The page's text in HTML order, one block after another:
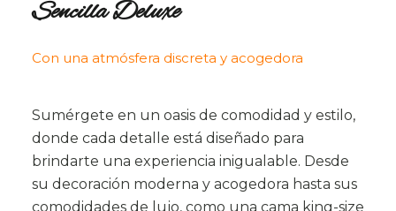
Sencilla Deluxe
Con una atmósfera discreta y acogedora
Sumérgete en un oasis de comodidad y estilo,
donde cada detalle está diseñado para
brindarte una experiencia inigualable. Desde
su decoración moderna y acogedora hasta sus
comodidades de lujo, como una cama king-size